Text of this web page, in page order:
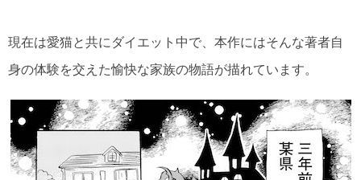
現在は愛猫と共にダイエット中で、本作にはそんな著者自
身の体験を交えた愉快な家族の物語が描れています。